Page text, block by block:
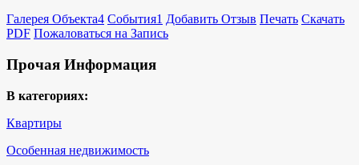
Галерея Объекта4 События1 Добавить Отзыв Печать Скачать
PDF Пожаловаться на Запись
Прочая Информация
В категориях:
Квартиры
Особенная недвижимость